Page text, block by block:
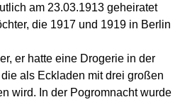
am 23.03.1913 geheiratet
die 1917 und 1919 in Berlin
er hatte eine Drogerie in der
als Eckladen mit drei großen
wird. In der Pogromnacht wurde